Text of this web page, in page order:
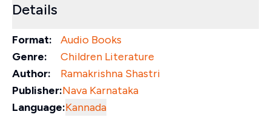
Details
Format:
Audio Books
Genre:
Children Literature
Author:
Ramakrishna Shastri
Publisher:Nava Karnataka
Language:Kannada